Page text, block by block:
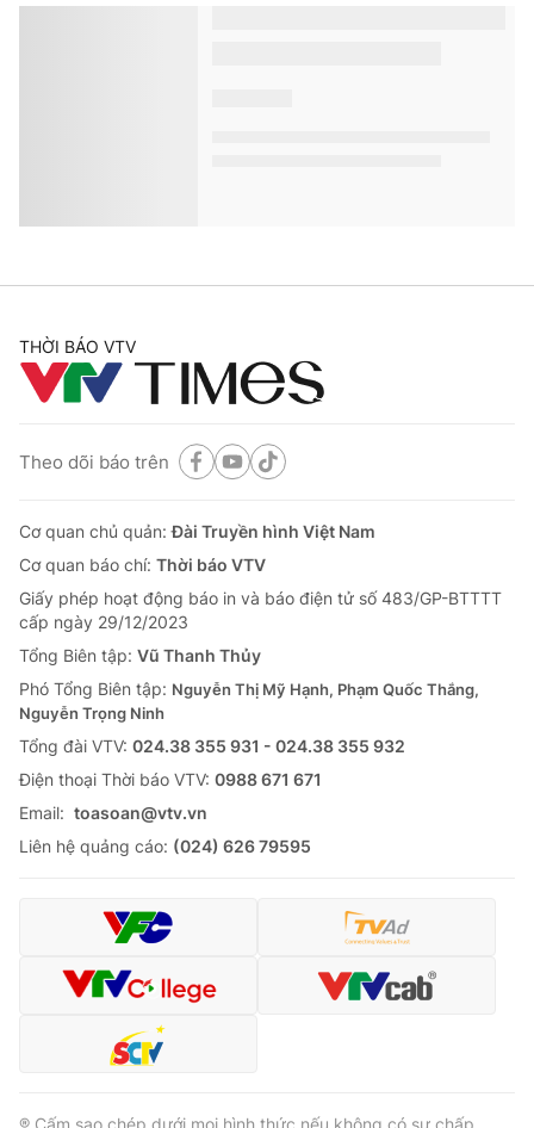
THỜI BÁO VTV
Theo dõi báo trên
Cơ quan chủ quản:Đài Truyền hình Việt Nam
Cơ quan báo chí: Thời báo VTV
Giấy phép hoạt động báo in và báo điện tử số 483/GP-BTTTT
cấp ngày 29/12/2023
Tổng Biên tập: Vũ Thanh Thủy
Phó Tổng Biên tập: Nguyễn Thị Mỹ Hạnh, Phạm Quốc Thắng,
Nguyễn Trọng Ninh
Tổng đài VTV: 024.38 355 931 - 024.38 355 932
Ðiện thoại Thời báo VTV: 0988 671 671
Email: toasoan@vtv.vn
Liên hệ quảng cáo: (024) 626 79595
® Cấm sao chép dưới mọi hình thức nếu không có sự chấp